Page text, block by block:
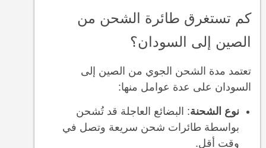
كم تستغرق طائرة الشحن من
الصين إلى السودان؟
تعتمد مدة الشحن الجوي من الصين إلى
السودان على عدة عوامل منها:
نوع الشحنة: البضائع العاجلة قد تُشحن
بواسطة طائرات شحن سريعة وتصل في
وقت أقل.